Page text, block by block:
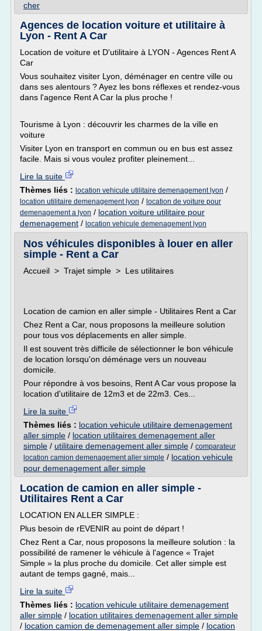
cher
Agences de location voiture et utilitaire à
Lyon - Rent A Car
Location de voiture et D'utilitaire à LYON - Agences Rent A
Car
Vous souhaitez visiter Lyon, déménager en centre ville ou
dans ses alentours ? Ayez les bons réflexes et rendez-vous
dans l'agence Rent A Car la plus proche !
Tourisme à Lyon : découvrir les charmes de la ville en
voiture
Visiter Lyon en transport en commun ou en bus est assez
facile. Mais si vous voulez profiter pleinement...
Lire la suite
Thèmes liés : location vehicule utilitaire demenagement lyon /
location utilitaire demenagement lyon / location de voiture pour
demenagement a lyon / location voiture utilitaire pour
demenagement / location vehicule demenagement lyon
Nos véhicules disponibles à louer en aller
simple - Rent a Car
Accueil > Trajet simple > Les utilitaires
Location de camion en aller simple - Utilitaires Rent a Car
Chez Rent a Car, nous proposons la meilleure solution
pour tous vos déplacements en aller simple.
Il est souvent très difficile de sélectionner le bon véhicule
de location lorsqu'on déménage vers un nouveau
domicile.
Pour répondre à vos besoins, Rent A Car vous propose la
location d'utilitaire de 12m3 et de 22m3. Ces...
Lire la suite
Thèmes liés : location vehicule utilitaire demenagement
aller simple / location utilitaires demenagement aller
simple / utilitaire demenagement aller simple / comparateur
location camion demenagement aller simple / location vehicule
pour demenagement aller simple
Location de camion en aller simple -
Utilitaires Rent a Car
LOCATION EN ALLER SIMPLE :
Plus besoin de rEVENIR au point de départ !
Chez Rent a Car, nous proposons la meilleure solution : la
possibilité de ramener le véhicule à l'agence « Trajet
Simple » la plus proche du domicile. Cet aller simple est
autant de temps gagné, mais...
Lire la suite
Thèmes liés : location vehicule utilitaire demenagement
aller simple / location utilitaires demenagement aller simple
/ location camion de demenagement aller simple / location